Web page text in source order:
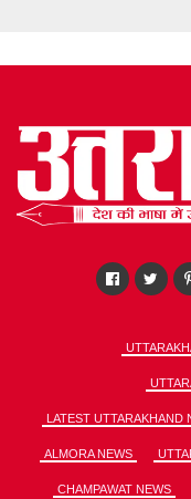
LATEST UTTARAKHAND
ALMORA NEWS
CHAMPAWAT NEWS